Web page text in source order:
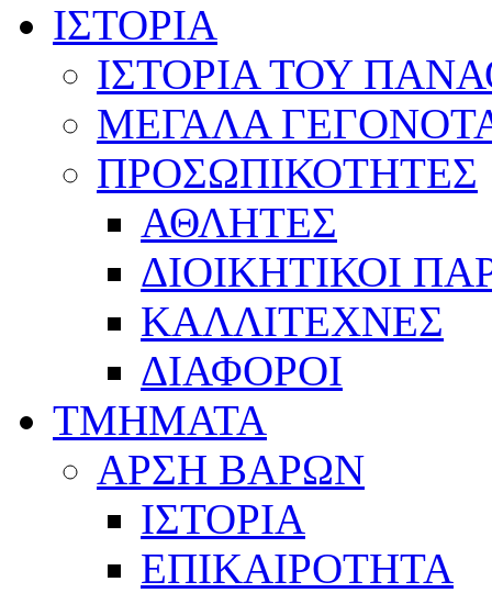
ΙΣΤΟΡΙΑ
ΙΣΤΟΡΙΑ ΤΟΥ
ΜΕΓΑΛΑ
ΠΡΟΣΩΠΙΚΟΤΗΤΕΣ
ΑΘΛΗΤΕΣ
ΔΙΟΙΚΗΤΙΚΟΙ
ΚΑΛΛΙΤΕΧΝΕΣ
ΔΙΑΦΟΡΟΙ
ΤΜΗΜΑΤΑ
ΑΡΣΗ ΒΑΡΩΝ
ΙΣΤΟΡΙΑ
ΕΠΙΚΑΙΡΟΤΗΤΑ